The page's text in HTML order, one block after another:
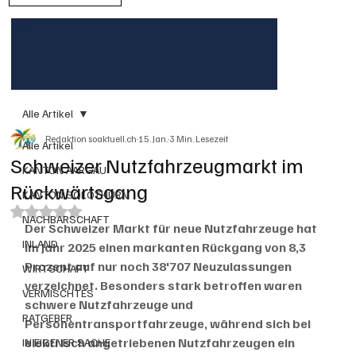
Alle Artikel
KANTON AARGAU
KANTON SOLOTHURN
NACHBARSCHAFT
INLAND
WIRTSCHAFT
VERMISCHTES
RATGEBER
IN EIGENER SACHE
Alle Artikel
Schweizer Nutzfahrzeugmarkt im
Rückwärtsgang
Redaktion soaktuell.ch15. Jan.3 Min. Lesezeit
Mit NaN von 5 Sternen bewertet.
Der Schweizer Markt für neue Nutzfahrzeuge hat
im Jahr 2025 einen markanten Rückgang von 8,3
Prozent auf nur noch 38'707 Neuzulassungen
verzeichnet. Besonders stark betroffen waren
schwere Nutzfahrzeuge und
Personentransportfahrzeuge, während sich bei
elektrisch angetriebenen Nutzfahrzeugen ein